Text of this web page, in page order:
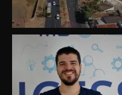
“Vozes
em
“Vem pra
evento